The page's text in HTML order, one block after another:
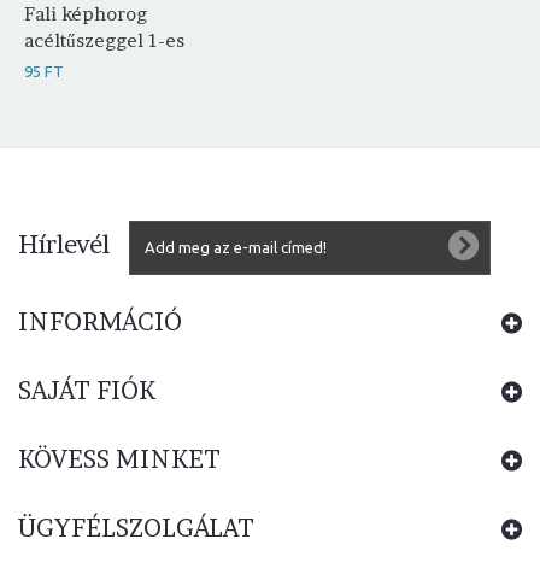
Fali képhorog
acéltűszeggel 1-es
95 FT
Hírlevél
INFORMÁCIÓ
SAJÁT FIÓK
KÖVESS MINKET
ÜGYFÉLSZOLGÁLAT